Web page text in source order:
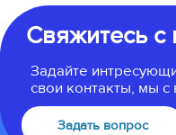
Свяжитесь с
Задайте
свои контакты, мы с
Задать вопрос